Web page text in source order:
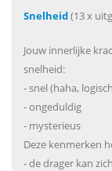
Snelheid(13 x
Jouw innerlijke
snelheid:
- snel (haha, logisch
- ongeduldig
- mysterieus
Deze kenmerken
- de drager kan